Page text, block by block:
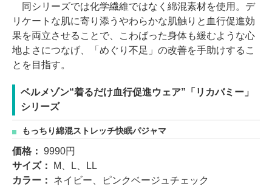
同シリーズでは化学繊維ではなく綿混素材を使用。デ
リケートな肌に寄り添うやわらかな肌触りと血行促進効
果を両立させることで、こわばった身体も緩むような心
地よさにつなげ、「めぐり不足」の改善を手助けするこ
とを目指す。
ベルメゾン“着るだけ血行促進ウェア”「リカバミー」
シリーズ
もっちり綿混ストレッチ快眠パジャマ
価格： 9990円
サイズ：
M、L、LL
カラー： ネイビー、ピンクベージュチェック